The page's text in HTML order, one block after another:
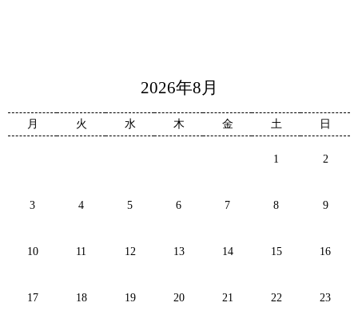
2026年8月
月 火 水 木 金 土 日
1 2
3 4 5 6 7 8 9
10 11 12 13 14 15 16
17 18 19 20 21 22 23